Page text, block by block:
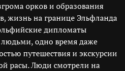
орков и образования
жизнь на границе Эльфланда
дипломаты
одно время даже
путешествия и экскурсии
расы. Люди смотрели на